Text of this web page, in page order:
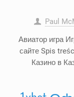
Paul
Авиатор игра
сайте Spis
Казино в